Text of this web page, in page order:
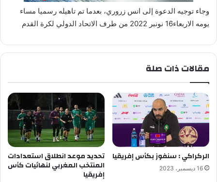
وجاء توجيه الدعوة إلى انس زروري، بعدما تم تاهيله رسميا مساء
يومه الاربعاء16 نونبر 2022 من طرف الاتحاد الدولي لكرة القدم
مقالات ذات صلة
الركراكي : سنفوز بكأس إفريقيا
16 ديسمبر، 2023
تحديد موعد انطلاق استعدادات
المنتخب المغربي لنهائيات كأس
إفريقيا